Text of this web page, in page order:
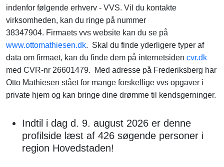
indenfor følgende erhverv - VVS. Vil du kontakte
virksomheden, kan du ringe på nummer
38347904. Firmaets vvs website kan du se på
www.ottomathiesen.dk. Skal du finde yderligere typer af
data om firmaet, kan du finde dem på internetsiden cvr.dk
med CVR-nr 26601479. Med adresse på Frederiksberg har
Otto Mathiesen stået for mange forskellige vvs opgaver i
private hjem og kan bringe dine drømme til kendsgerninger.
Indtil i dag d. 9. august 2026 er denne
profilside læst af 426 søgende personer i
region Hovedstaden!